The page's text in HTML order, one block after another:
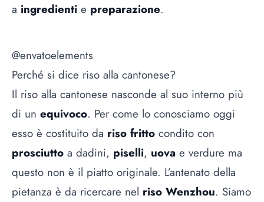
a ingredienti e preparazione.
@envatoelements
Perché si dice riso alla cantonese?
Il riso alla cantonese nasconde al suo interno più
di un equivoco. Per come lo conosciamo oggi
esso è costituito da riso fritto condito con
prosciutto a dadini, piselli, uova e verdure ma
questo non è il piatto originale. L’antenato della
pietanza è da ricercare nel riso Wenzhou. Siamo